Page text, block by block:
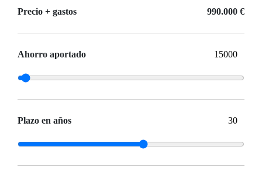
Precio + gastos 990.000 €
Ahorro aportado
Plazo en años